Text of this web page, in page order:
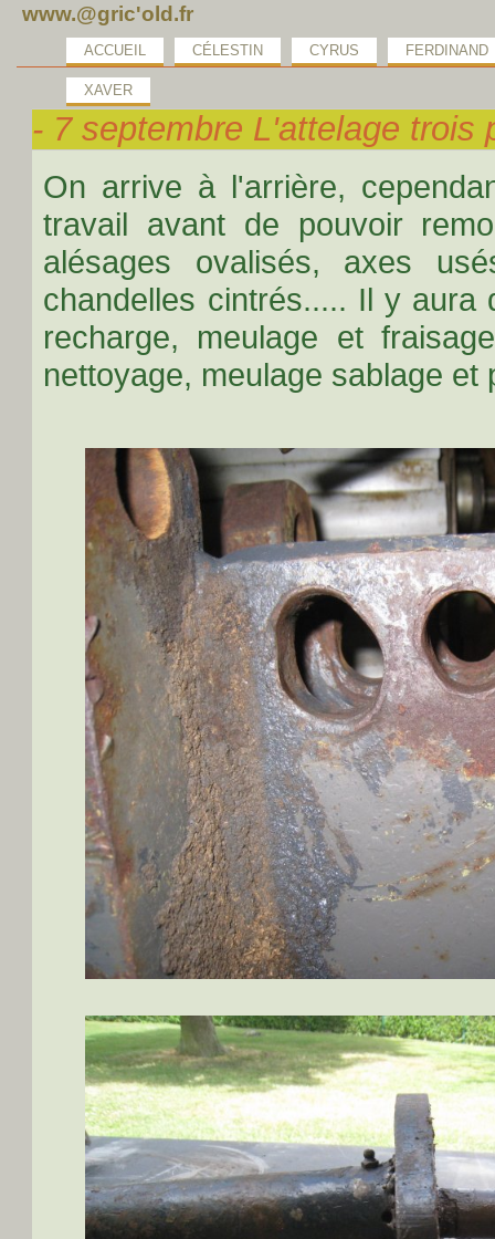
www.@gric'old.fr
ACCUEIL CÉLESTIN CYRUS FERDINAND
XAVER
- 7 septembre L'attelage trois
On arrive à l'arrière,
travail avant de pouvoir
alésages ovalisés, axes
chandelles cintrés..... Il y aura
recharge, meulage et
nettoyage, meulage sablage et